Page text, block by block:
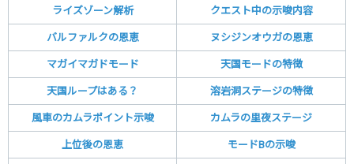
ライズゾーン解析 クエスト中の示唆内容
バルファルクの恩恵 ヌシジンオウガの恩恵
マガイマガドモード 天国モードの特徴
天国ループはある？ 溶岩洞ステージの特徴
風車のカムラポイント示唆 カムラの里夜ステージ
上位後の恩恵 モードBの示唆